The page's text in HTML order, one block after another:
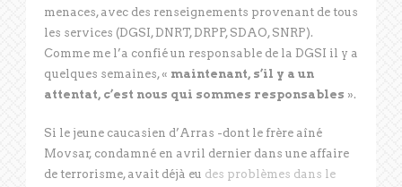
menaces, avec des renseignements provenant de tous
les services (DGSI, DNRT, DRPP, SDAO, SNRP).
Comme me l’a confié un responsable de la DGSI il y a
quelques semaines, « maintenant, s’il y a un
attentat, c’est nous qui sommes responsables ».
Si le jeune caucasien d’Arras -dont le frère aîné
Movsar, condamné en avril dernier dans une affaire
de terrorisme, avait déjà eu des problèmes dans le